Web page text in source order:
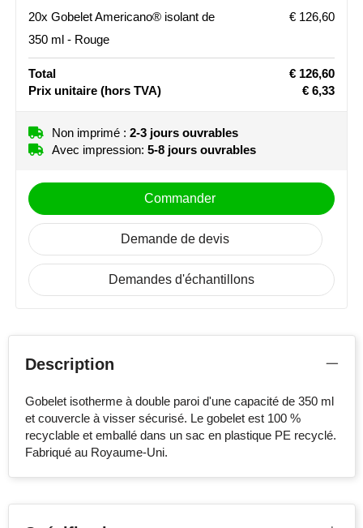
The One Towelling
Victorinox
Vinga
Waterman
20x Gobelet Americano® isolant de
350 ml - Rouge
€ 126,60
Total
€ 126,60
Prix unitaire (hors TVA) € 6,33
Non imprimé : 2-3 jours ouvrables
Avec impression: 5-8 jours ouvrables
Commander
Demande de devis
Demandes d'échantillons
Description
Gobelet isotherme à double paroi d'une capacité de 350 ml
et couvercle à visser sécurisé. Le gobelet est 100 %
recyclable et emballé dans un sac en plastique PE recyclé.
Fabriqué au Royaume-Uni.